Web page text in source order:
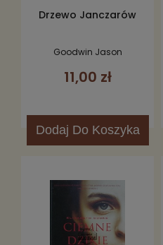
Drzewo Janczarów
Goodwin Jason
11,00 zł
Dodaj Do Koszyka